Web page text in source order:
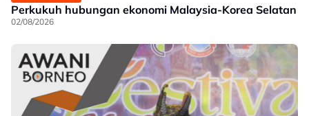
Perkukuh hubungan ekonomi Malaysia-Korea Selatan
02/08/2026